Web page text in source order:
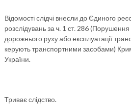
Відомості слідчі внесли до Єдиного
розслідувань за ч. 1 ст. 286
дорожнього руху або експлуатації
керують транспортними засобами)
України.
Триває слідство.